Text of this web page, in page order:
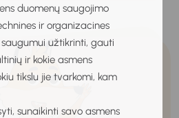
duomenų saugojimo
ir organizacines
užtikrinti, gauti
ir kokie asmens
tikslu jie tvarkomi, kam
sunaikinti savo asmens